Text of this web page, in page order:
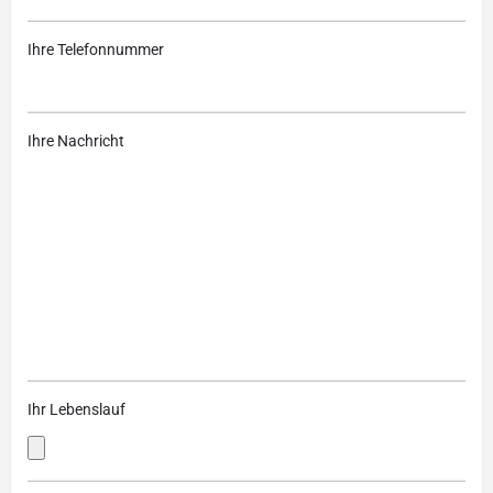
Ihre Telefonnummer
Ihre Nachricht
Ihr Lebenslauf